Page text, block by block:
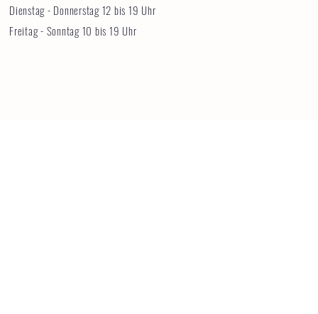
Dienstag - Donnerstag 12 bis 19 Uhr
Freitag - Sonntag 10 bis 19 Uhr